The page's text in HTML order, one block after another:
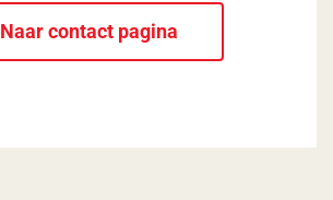
Naar contact pagina